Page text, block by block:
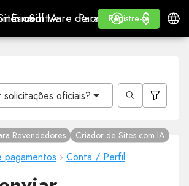
com IA
com IA
E-mail
E-mailSoftware de contabilidade
Software de contabilidade
Para
Para Revendedores
WHITE LABEL
Aprender
Aprender
Registre-se
Registre-se
Iniciar Sessão
$
$
solicitações oficiais?
pagamentos › Conta / Perfil
Revendedores Criador de Sites com IA